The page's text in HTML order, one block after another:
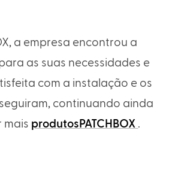
a empresa encontrou a
as suas necessidades e
com a instalação e os
continuando ainda
mais produtosPATCHBOX .